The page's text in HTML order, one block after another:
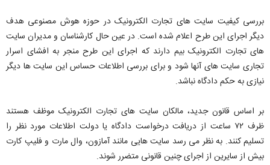
بررسی کیفیت سایت های تجارت الکترونیک در حوزه هوش مصنوعی هدف
دیگر اجرای این طرح اعلام شده است. در عین حال کارشناسان و مدیران سایت
های تجارت الکترونیک بیم دارند که اجرای این طرح منجر به افشای اسرار
تجاری سایت های آنها شود و برای بررسی اطلاعات حساس این سایت ها دیگر
نیازی به حکم دادگاه نباشد.
بر اساس قانون جدید، مالکان سایت های تجارت الکترونیک موظف هستند
ظرف ۷۲ ساعت از دریافت درخواست دادگاه یا دولت اطلاعات مورد نظر را
تسلیم کنند. به نظر می رسد سایت هایی مانند آمازون، وال مارت و فلیپ کارت
بیش از سایرین از اجرای چنین قانونی متضرر شوند.